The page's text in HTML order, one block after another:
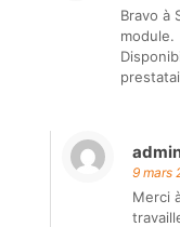
Bravo à
module.
9 mars
Merci